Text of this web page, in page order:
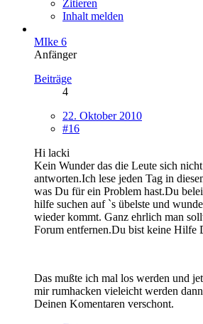
Zitieren
Inhalt melden
MIke 6
Anfänger
Beiträge
4
22. Oktober 2010
#16
Hi lacki
Kein Wunder das die Leute sich
antworten.Ich lese jeden Tag in
was Du für ein Problem hast.Du
hilfe suchen auf `s übelste und
wieder kommt. Ganz ehrlich man
Forum entfernen.Du bist keine Hilfe
Das mußte ich mal los werden und
mir rumhacken vieleicht werden
Deinen Komentaren verschont.